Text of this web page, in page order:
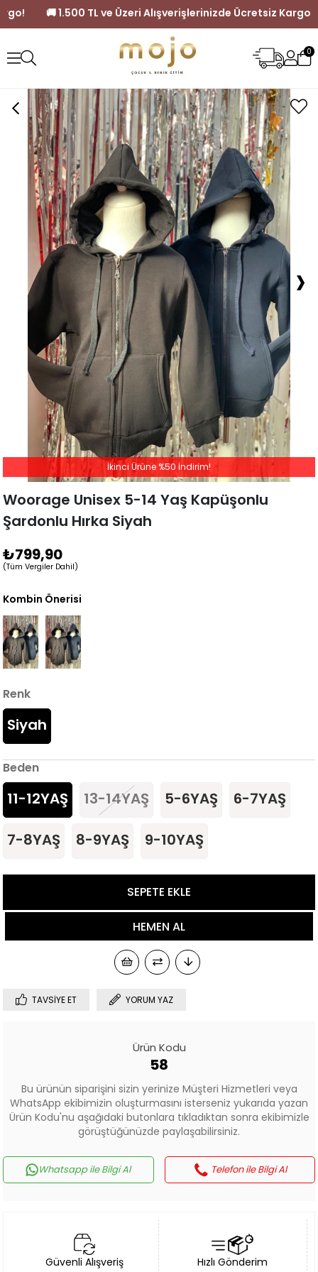
Kargo! 🚚 1.500 TL ve Üzeri Alışverişlerinizde
0
›
Woorage Unisex 5-14 Yaş Kapüşonlu
Şardonlu Hırka Siyah
₺799,90
(Tüm Vergiler Dahil)
İkinci Ürüne %50 İndirim!
Kombin Önerisi
Renk
Siyah
Beden
11-12YAŞ 13-14YAŞ 5-6YAŞ 6-7YAŞ
7-8YAŞ 8-9YAŞ 9-10YAŞ
TAVSIYE ET YORUM YAZ
Ürün Kodu
58
Bu ürünün siparişini sizin yerinize Müşteri Hizmetleri veya
WhatsApp ekibimizin oluşturmasını isterseniz yukarıda yazan
Ürün Kodu'nu aşağıdaki butonlara tıkladıktan sonra ekibimizle
görüştüğünüzde paylaşabilirsiniz.
Whatsapp ile Bilgi Al Telefon ile Bilgi Al
Güvenli Alışveriş Hızlı Gönderim